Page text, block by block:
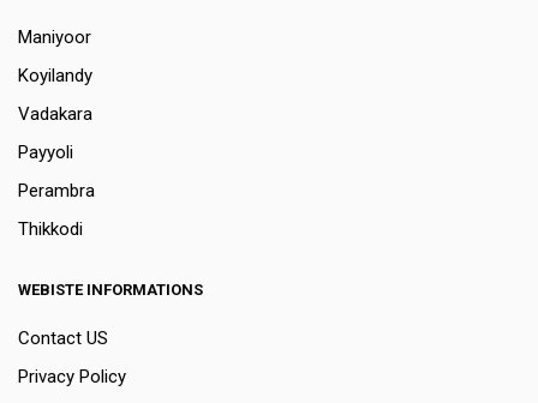
Maniyoor
Koyilandy
Vadakara
Payyoli
Perambra
Thikkodi
WEBISTE INFORMATIONS
Contact US
Privacy Policy